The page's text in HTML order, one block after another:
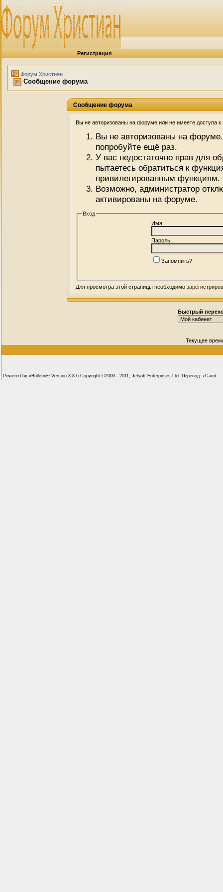
Регистрация
Форум Христиан
Сообщение форума
Сообщение форума
Вы не авторизованы на форуме или не имеете доступа к
Вы не авторизованы на
попробуйте ещё раз.
У вас недостаточно прав для
пытаетесь обратиться к
привилегированным функциям.
Возможно, администратор
активированы на форуме.
Вход
Имя:
Пароль:
Запомнить?
Для просмотра этой страницы необходимо
Быстрый
Текущее
Powered by vBulletin® Version 3.8.6 Copyright ©2000 - 2011, Jelsoft Enterprises Ltd. Перевод: zCarot